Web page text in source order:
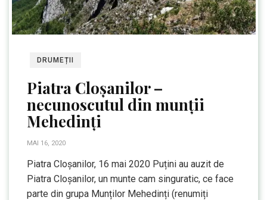
DRUMEȚII
Piatra Cloșanilor –
necunoscutul din munții
Mehedinți
MAI 16, 2020
Piatra Cloșanilor, 16 mai 2020 Puțini au auzit de
Piatra Cloșanilor, un munte cam singuratic, ce face
parte din grupa Munților Mehedinți (renumiți